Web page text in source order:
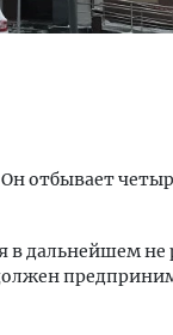
Он отбывает
в дальнейшем не